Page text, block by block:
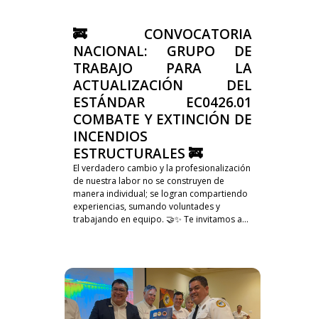
🚒 CONVOCATORIA
NACIONAL: GRUPO DE
TRABAJO PARA LA
ACTUALIZACIÓN DEL
ESTÁNDAR EC0426.01
COMBATE Y EXTINCIÓN DE
INCENDIOS
ESTRUCTURALES 🚒
El verdadero cambio y la profesionalización
de nuestra labor no se construyen de
manera individual; se logran compartiendo
experiencias, sumando voluntades y
trabajando en equipo. 🤝✨ Te invitamos a...